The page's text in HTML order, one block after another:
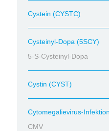
Cystein (CYSTC)
Cysteinyl-Dopa (5SCY)
5-S-Cysteinyl-Dopa
Cystin (CYST)
Cytomegalievirus-
CMV